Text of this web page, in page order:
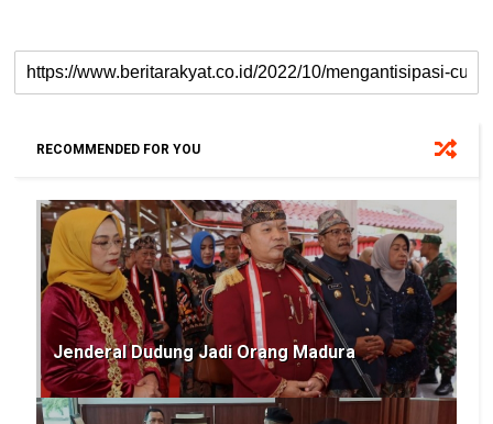
RECOMMENDED FOR YOU
Jenderal Dudung Jadi Orang Madura